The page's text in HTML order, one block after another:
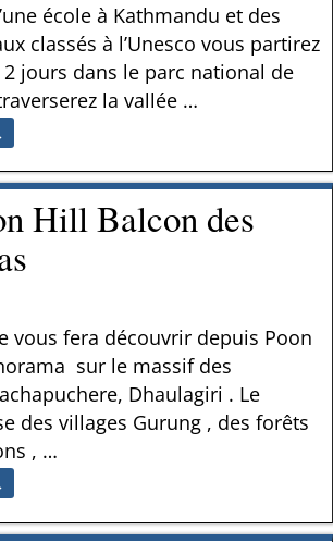
école à Kathmandu et des
classés à l’Unesco vous partirez
jours dans le parc national de
la vallée …
Hill Balcon des
vous fera découvrir depuis Poon
sur le massif des
Dhaulagiri . Le
des villages Gurung , des forêts
, …